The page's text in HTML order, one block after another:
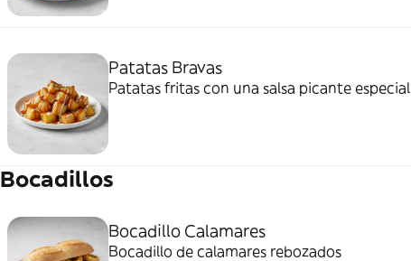
Patatas Bravas
Patatas fritas con una salsa picante especial
Bocadillos
Bocadillo Calamares
Bocadillo de calamares rebozados